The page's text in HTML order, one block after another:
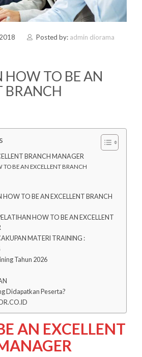
Posted by: admin diorama
HOW TO BE AN
BRANCH
BRANCH MANAGER
TO BE AN EXCELLENT BRANCH
HOW TO BE AN EXCELLENT BRANCH
HOW TO BE AN EXCELLENT
MATERI TRAINING :
Tahun 2026
Didapatkan Peserta?
AN EXCELLENT